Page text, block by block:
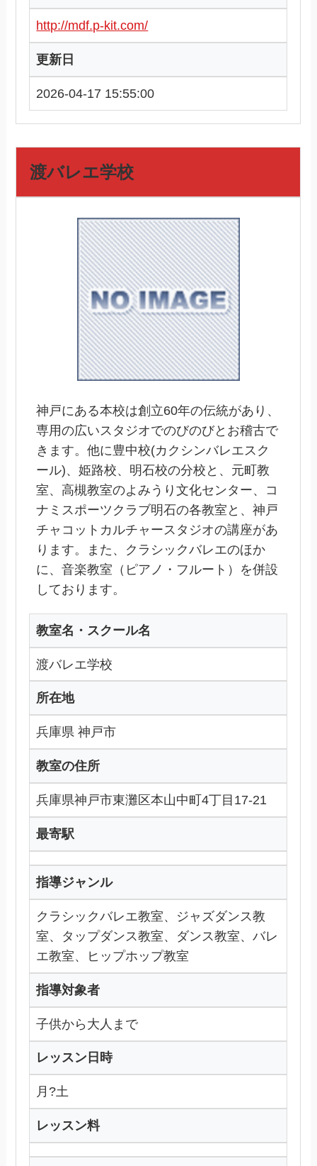
http://mdf.p-kit.com/
更新日
2026-04-17 15:55:00
渡バレエ学校
神戸にある本校は創立60年の伝統があり、
専用の広いスタジオでのびのびとお稽古で
きます。他に豊中校(カクシンバレエスク
ール)、姫路校、明石校の分校と、元町教
室、高槻教室のよみうり文化センター、コ
ナミスポーツクラブ明石の各教室と、神戸
チャコットカルチャースタジオの講座があ
ります。また、クラシックバレエのほか
に、音楽教室（ピアノ・フルート）を併設
しております。
教室名・スクール名
渡バレエ学校
所在地
兵庫県 神戸市
教室の住所
兵庫県神戸市東灘区本山中町4丁目17-21
最寄駅
指導ジャンル
クラシックバレエ教室、ジャズダンス教
室、タップダンス教室、ダンス教室、バレ
エ教室、ヒップホップ教室
指導対象者
子供から大人まで
レッスン日時
月?土
レッスン料